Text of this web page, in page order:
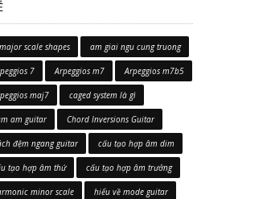
scale shapes am giai ngu cung truong
7 Arpeggios m7 Arpeggios m7b5
maj7 caged system là gì
am guitar Chord Inversions Guitar
đệm ngang guitar cấu tạo hợp âm dim
tạo hợp âm thứ cấu tạo hợp âm trưởng
minor scale hiểu về mode guitar